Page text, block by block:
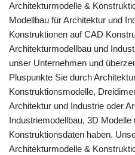
Architekturmodelle &
Modellbau für Architektur und
Konstruktionen auf CAD
Architekturmodellbau und
unser Unternehmen und
Pluspunkte Sie durch
Konstruktionsmodelle,
Architektur und Industrie oder
Industriemodellbau, 3D
Konstruktionsdaten haben.
Architekturmodelle &